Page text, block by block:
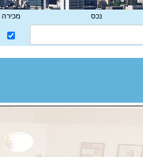
נכס מכירה